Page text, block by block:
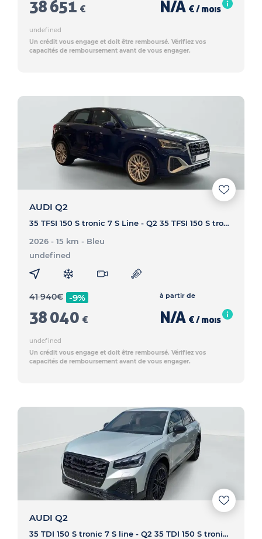
38 651 € N/A € / mois
undefined
Un crédit vous engage et doit être remboursé. Vérifiez vos
capacités de remboursement avant de vous engager.
AUDI Q2
35 TFSI 150 S tronic 7 S Line - Q2 35 TFSI 150 S tronic 7 S Line
2026 - 15 km - Bleu
undefined
41 940€ -9%
38 040 €
à partir de
N/A € / mois
undefined
Un crédit vous engage et doit être remboursé. Vérifiez vos
capacités de remboursement avant de vous engager.
AUDI Q2
35 TDI 150 S tronic 7 S line - Q2 35 TDI 150 S tronic 7 S line